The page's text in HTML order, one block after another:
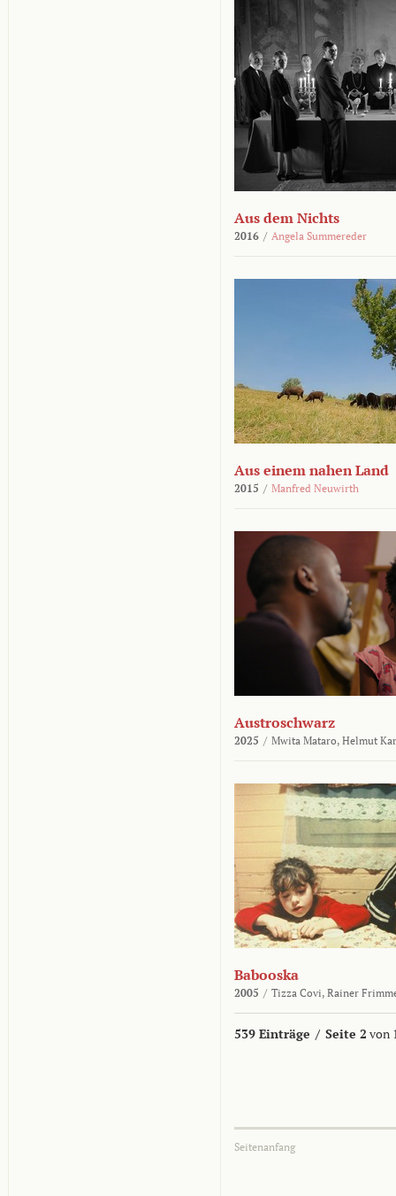
Aus dem Nichts
2016 / Angela Summereder
Aus einem nahen Land
2015 / Manfred Neuwirth
Austroschwarz
2025 / Mwita Mataro, Helmut
Babooska
2005 / Tizza Covi, Rainer
539 Einträge / Seite 2 von
Seitenanfang